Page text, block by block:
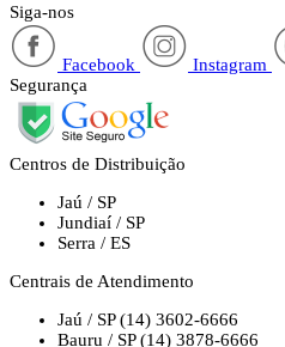
Siga-nos
Facebook Instagram
Segurança
Centros de Distribuição
Jaú / SP
Jundiaí / SP
Serra / ES
Centrais de Atendimento
Jaú / SP (14) 3602-6666
Bauru / SP (14) 3878-6666